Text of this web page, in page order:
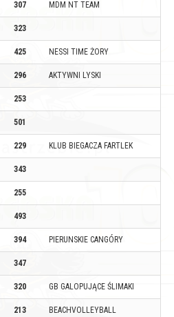
307 MDM NT TEAM
323
425 NESSI TIME ŻORY
296 AKTYWNI LYSKI
253
501
229 KLUB BIEGACZA FARTLEK
343
255
493
394 PIERUNSKIE CANGÓRY
347
320 GB GALOPUJĄCE ŚLIMAKI
213 BEACHVOLLEYBALL